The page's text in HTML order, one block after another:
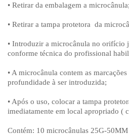
• Retirar da embalagem a microcânula;
• Retirar a tampa protetora da
• Introduzir a microcânula no orifício
conforme técnica do profissional
• A microcânula contem as
profundidade à ser introduzida;
• Após o uso, colocar a tampa
imediatamente em local apropriado (
Contém: 10 microcânulas 25G-